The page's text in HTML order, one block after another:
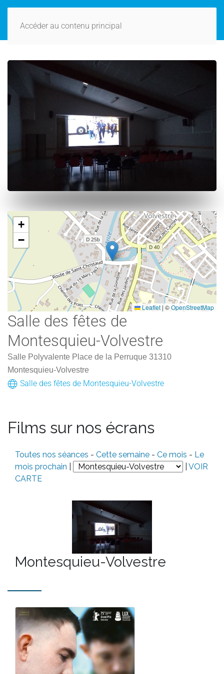
Accéder au contenu principal
+
−
Leaflet | ©OpenStreetMap
Salle des fêtes de
Montesquieu-Volvestre
Salle Polyvalente Place de la Perruque 31310
Montesquieu-Volvestre
Salle des fêtes de Montesquieu-Volvestre